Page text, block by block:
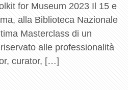
for Museum 2023 Il 15 e
alla Biblioteca Nazionale
Masterclass di un
alle professionalità
curator, […]